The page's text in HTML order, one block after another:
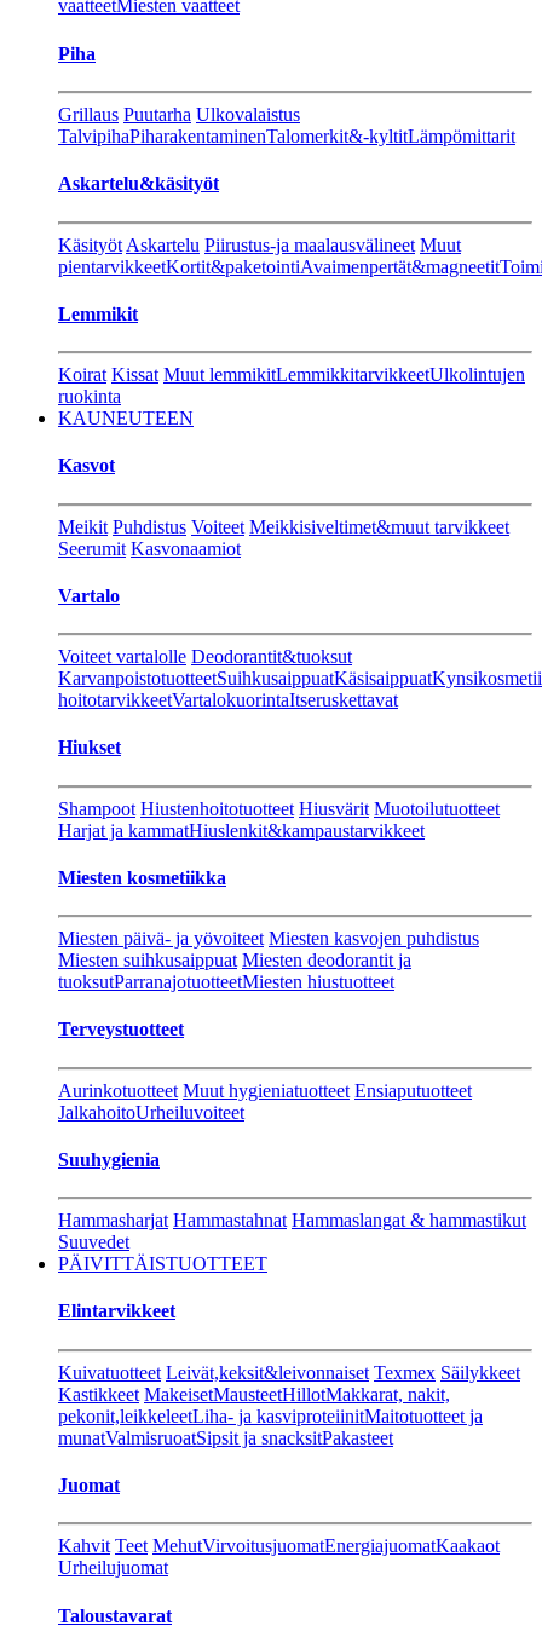
vaatteetMiesten vaatteet
Piha
Grillaus Puutarha Ulkovalaistus
TalvipihaPiharakentaminenTalomerkit&-kyltitLämpömittarit
Askartelu&käsityöt
Käsityöt Askartelu Piirustus-ja maalausvälineet Muut
pientarvikkeetKortit&paketointiAvaimenpertät&magneetit
Lemmikit
Koirat Kissat Muut lemmikitLemmikkitarvikkeetUlkolintujen
ruokinta
KAUNEUTEEN
Kasvot
Meikit Puhdistus Voiteet Meikkisiveltimet&muut tarvikkeet
Seerumit Kasvonaamiot
Vartalo
Voiteet vartalolle Deodorantit&tuoksut
KarvanpoistotuotteetSuihkusaippuatKäsisaippuat
hoitotarvikkeetVartalokuorintaItseruskettavat
Hiukset
Shampoot Hiustenhoitotuotteet Hiusvärit Muotoilutuotteet
Harjat ja kammatHiuslenkit&kampaustarvikkeet
Miesten kosmetiikka
Miesten päivä- ja yövoiteet Miesten kasvojen puhdistus
Miesten suihkusaippuat Miesten deodorantit ja
tuoksutParranajotuotteetMiesten hiustuotteet
Terveystuotteet
Aurinkotuotteet Muut hygieniatuotteet Ensiaputuotteet
JalkahoitoUrheiluvoiteet
Suuhygienia
Hammasharjat Hammastahnat Hammaslangat & hammastikut
Suuvedet
PÄIVITTÄISTUOTTEET
Elintarvikkeet
Kuivatuotteet Leivät,keksit&leivonnaiset Texmex Säilykkeet
Kastikkeet MakeisetMausteetHillotMakkarat, nakit,
pekonit,leikkeleetLiha- ja kasviproteiinitMaitotuotteet ja
munatValmisruoatSipsit ja snacksitPakasteet
Juomat
Kahvit Teet MehutVirvoitusjuomatEnergiajuomatKaakaot
Urheilujuomat
Taloustavarat